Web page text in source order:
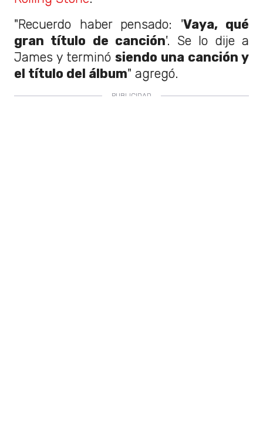
"Recuerdo haber pensado: 'Vaya, qué
gran título de canción'. Se lo dije a
James y terminó siendo una canción y
el título del álbum" agregó.